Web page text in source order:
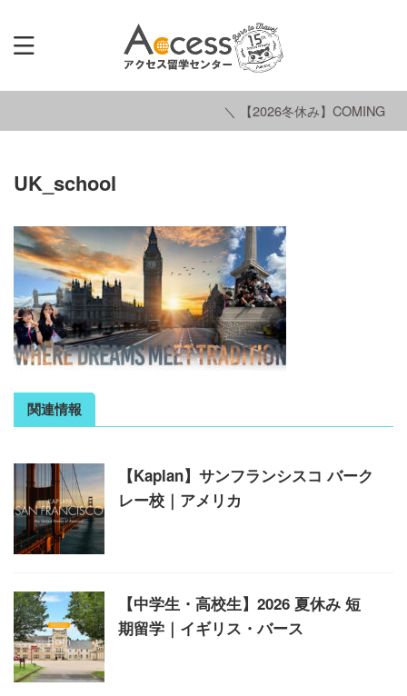
＼ 【2026冬休み】COMING
UK_school
関連情報
【Kaplan】サンフランシスコ バーク
レー校｜アメリカ
【中学生・高校生】2026 夏休み 短
期留学｜イギリス・バース